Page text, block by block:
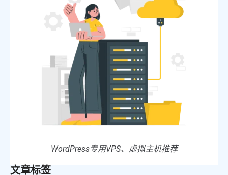
WordPress专用VPS、虚拟主机推荐
文章标签